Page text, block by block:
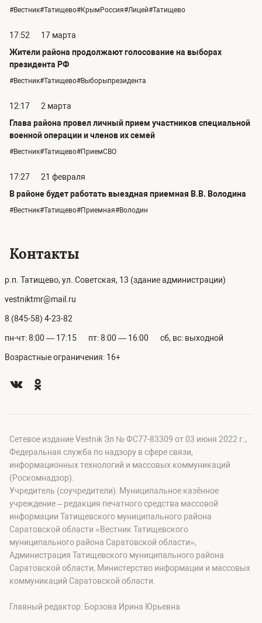
#Вестник#Татищево#КрымРоссия#Лицей#Татищево
17:52
17 марта
Жители района продолжают голосование на выборах
президента РФ
#Вестник#Татищево#Выборыпрезидента
12:17
2 марта
Глава района провел личный прием участников специальной
военной операции и членов их семей
#Вестник#Татищево#ПриемСВО
17:27
21 февраля
В районе будет работать выездная приемная В.В. Володина
#Вестник#Татищево#Приемная#Володин
Контакты
р.п. Татищево, ул. Советская, 13 (здание администрации)
vestniktmr@mail.ru
8 (845-58) 4-23-82
пн-чт: 8:00 — 17:15 пт: 8:00 — 16:00 сб, вс: выходной
Возрастные ограничения: 16+
Сетевое издание Vestnik Эл № ФС77-83309 от 03 июня 2022 г.,
Федеральная служба по надзору в сфере связи,
информационных технологий и массовых коммуникаций
(Роскомнадзор).
Учредитель (соучредители): Муниципальное казённое
учреждение – редакция печатного средства массовой
информации Татищевского муниципального района
Саратовской области «Вестник Татищевского
муниципального района Саратовской области»,
Администрация Татищевского муниципального района
Саратовской области, Министерство информации и массовых
коммуникаций Саратовской области.
Главный редактор: Борзова Ирина Юрьевна